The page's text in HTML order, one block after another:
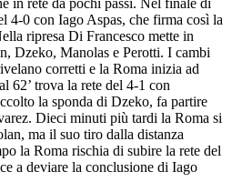
in rete da pochi passi. Nel finale di
4-0 con Iago Aspas, che firma così la
ripresa Di Francesco mette in
Dzeko, Manolas e Perotti. I cambi
corretti e la Roma inizia ad
62’ trova la rete del 4-1 con
la sponda di Dzeko, fa partire
Dieci minuti più tardi la Roma si
ma il suo tiro dalla distanza
la Roma rischia di subire la rete del
a deviare la conclusione di Iago